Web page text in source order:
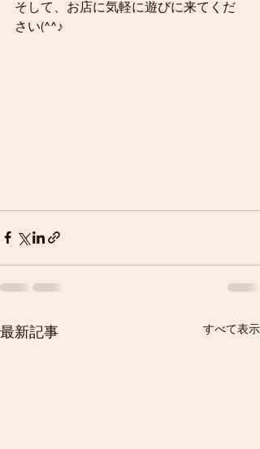
そして、お店に気軽に遊びに来てくだ
さい(^^♪
最新記事 すべて表示